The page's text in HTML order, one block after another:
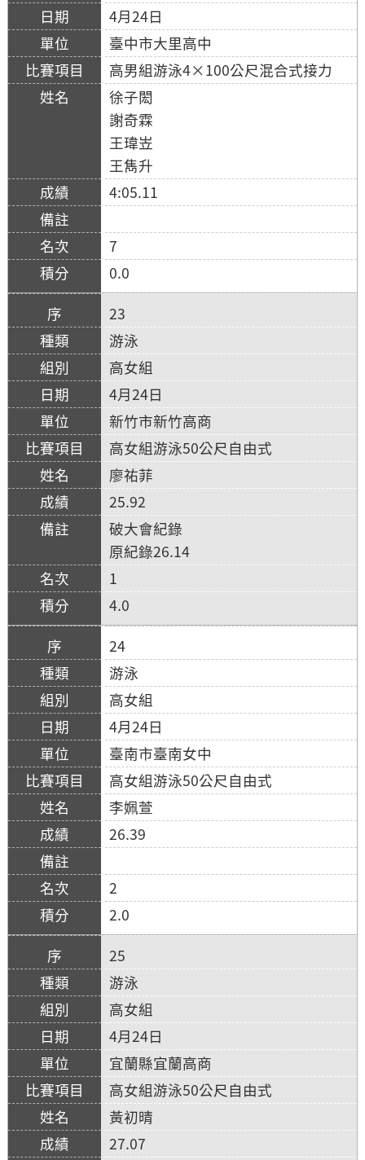
4月24日
臺中市大里高中
高男組游泳4×100公尺混合式接力
徐子閎
謝奇霖
王瑋岦
王雋升
4:05.11
7
0.0
23
游泳
高女組
4月24日
新竹市新竹高商
高女組游泳50公尺自由式
廖祐菲
25.92
破大會紀錄
原紀錄26.14
1
4.0
24
游泳
高女組
4月24日
臺南市臺南女中
高女組游泳50公尺自由式
李姵萱
26.39
2
2.0
25
游泳
高女組
4月24日
宜蘭縣宜蘭高商
高女組游泳50公尺自由式
黃初晴
27.07